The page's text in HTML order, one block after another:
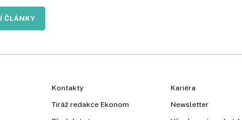
ČLÁNKY
Kontakty
Tiráž redakce Ekonom
Kariéra
Newsletter